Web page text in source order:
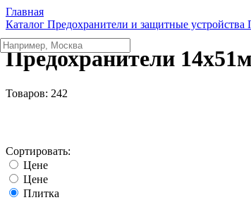
Главная
Каталог Предохранители и защитные устройства
Предохранители
Товаров: 242
Сортировать:
Цене
Цене
Плитка